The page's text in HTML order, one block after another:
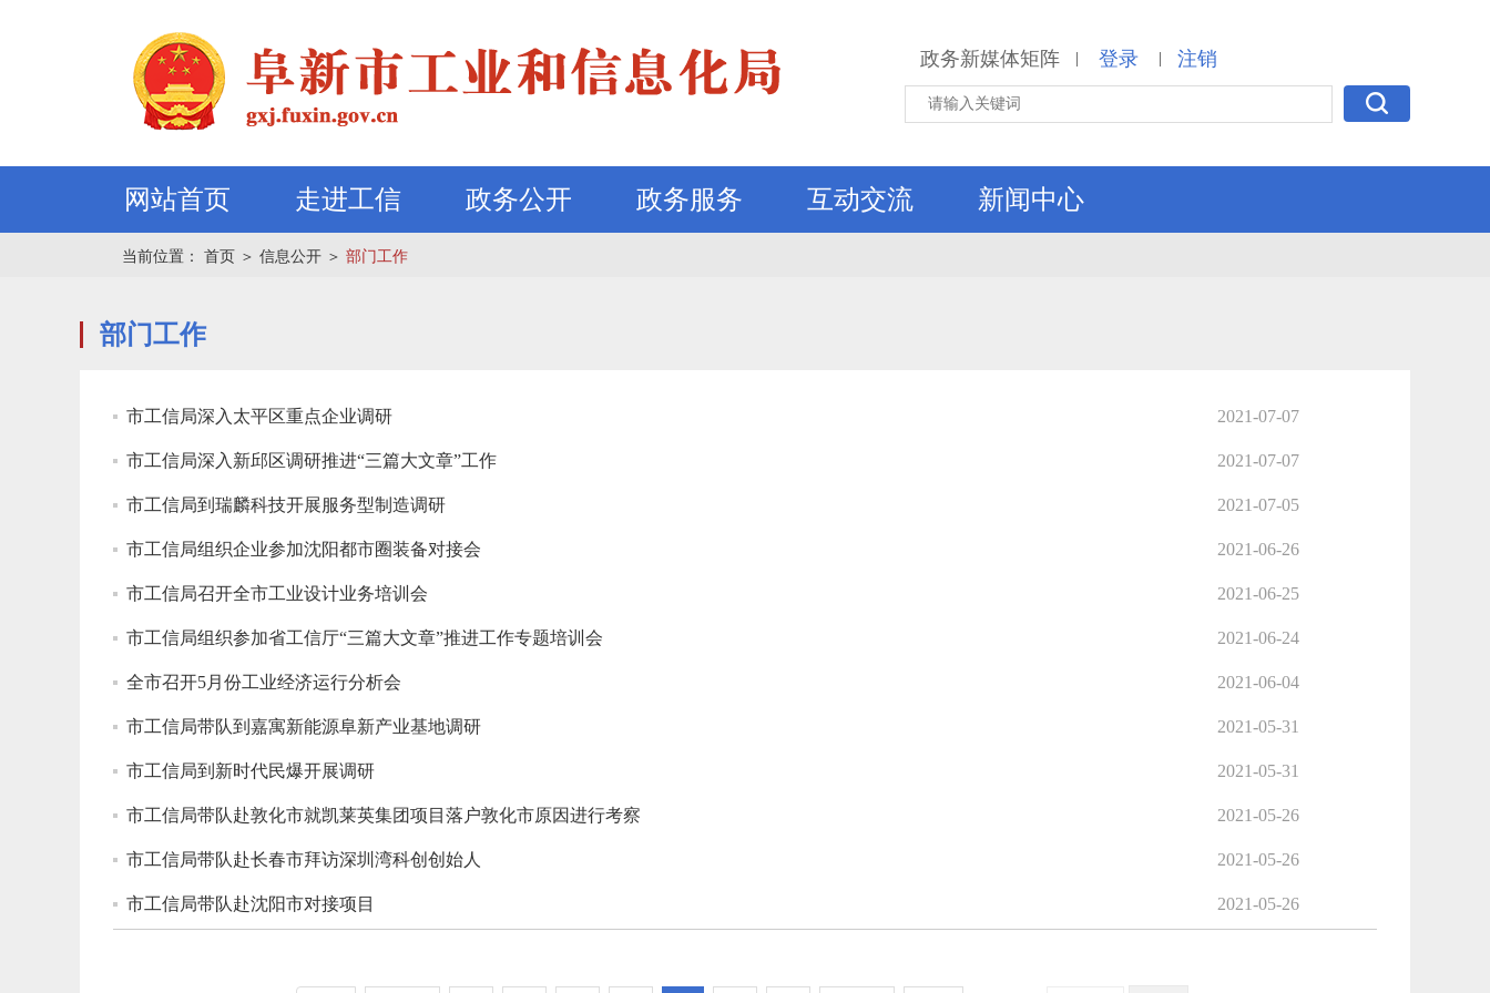
政务新媒体矩阵 | 登录 | 注销
网站首页 走进工信 政务公开 政务服务 互动交流 新闻中心
当前位置： 首页 ＞ 信息公开 ＞ 部门工作
部门工作
市工信局深入太平区重点企业调研 2021-07-07
市工信局深入新邱区调研推进“三篇大文章”工作 2021-07-07
市工信局到瑞麟科技开展服务型制造调研 2021-07-05
市工信局组织企业参加沈阳都市圈装备对接会 2021-06-26
市工信局召开全市工业设计业务培训会 2021-06-25
市工信局组织参加省工信厅“三篇大文章”推进工作专题培训会 2021-06-24
全市召开5月份工业经济运行分析会 2021-06-04
市工信局带队到嘉寓新能源阜新产业基地调研 2021-05-31
市工信局到新时代民爆开展调研 2021-05-31
市工信局带队赴敦化市就凯莱英集团项目落户敦化市原因进行考察 2021-05-26
市工信局带队赴长春市拜访深圳湾科创创始人 2021-05-26
市工信局带队赴沈阳市对接项目 2021-05-26